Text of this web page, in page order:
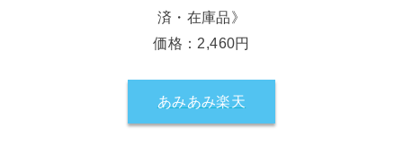
済・在庫品》
価格：2,460円
あみあみ楽天